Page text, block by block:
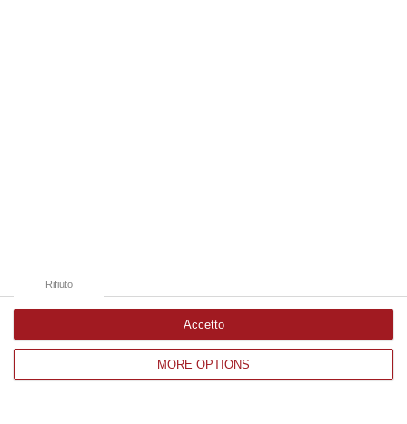
MORE OPTIONS
Rifiuto
Accetto
Corriere delle Calabria è una testata giornalistica di News&Com S.r.l